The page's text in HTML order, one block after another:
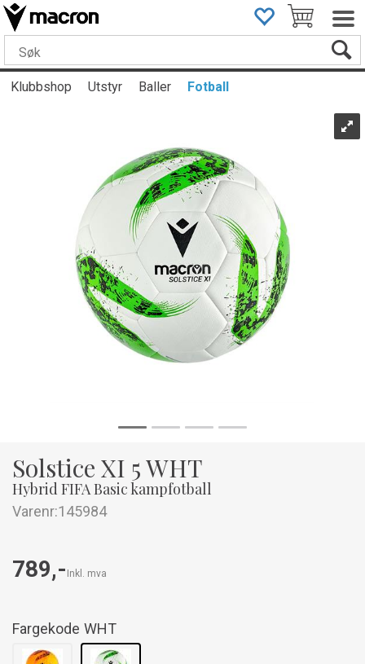
Klubbshop Utstyr Baller Fotball
Solstice XI 5 WHT
Hybrid FIFA Basic kampfotball
Varenr:145984
789,- Inkl. mva
Fargekode WHT